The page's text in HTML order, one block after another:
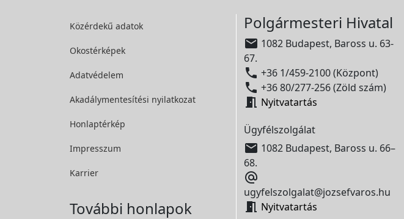
Közérdekű adatok
Okostérképek
Adatvédelem
Akadálymentesítési nyilatkozat
Honlaptérkép
Impresszum
Karrier
További honlapok
Polgármesteri Hivatal
 1082 Budapest, Baross u. 63-
67.
 +36 1/459-2100 (Központ)
 +36 80/277-256 (Zöld szám)
 Nyitvatartás
Ügyfélszolgálat
 1082 Budapest, Baross u. 66–
68.

ugyfelszolgalat@jozsefvaros.hu
 Nyitvatartás